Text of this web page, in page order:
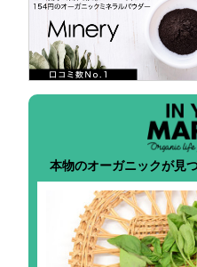
本物のオーガニックが見